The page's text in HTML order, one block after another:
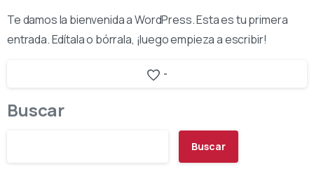
Te damos la bienvenida a WordPress. Esta es tu primera
entrada. Edítala o bórrala, ¡luego empieza a escribir!
-
Buscar
Buscar